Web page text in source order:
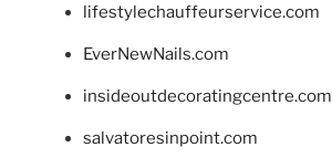
lifestylechauffeurservice.com
EverNewNails.com
insideoutdecoratingcentre.com
salvatoresinpoint.com